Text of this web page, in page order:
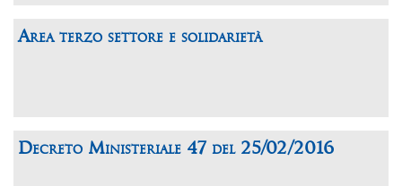
Area terzo settore e solidarietà
Decreto Ministeriale 47 del 25/02/2016